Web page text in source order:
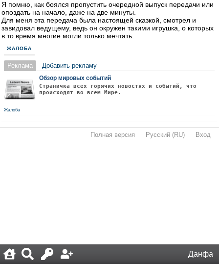
Данфа
Я помню, как боялся пропустить очередной выпуск передачи или
опоздать на начало, даже на две минуты.
Для меня эта передача была настоящей сказкой, смотрел и
завидовал ведущему, ведь он окружен такими игрушка, о которых
в то время многие могли только мечтать.
ЖАЛОБА
Реклама Добавить рекламу
Обзор мировых событий
Страничка всех горячих новостях и событий, что
происходят во всём Мире.
Жалоба
Полная версия Русский (RU) Вход